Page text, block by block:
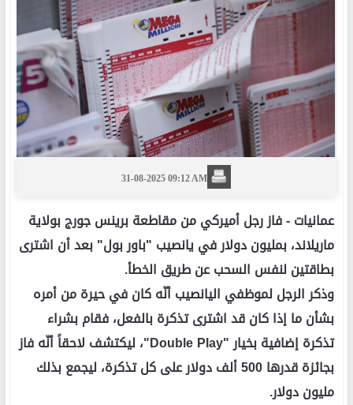
31-08-2025 09:12 AM
عمانيات -فاز رجل أميركي من مقاطعة برينس جورج بولاية
ماريلاند، بمليون دولار في يانصيب "باور بول" بعد أن اشترى
بطاقتين لنفس السحب عن طريق الخطأ.
وذكر الرجل لموظفي اليانصيب أنّه كان في حيرة من أمره
بشأن ما إذا كان قد اشترى تذكرة بالفعل، فقام بشراء
تذكرة إضافية بخيار "Double Play"، ليكتشف لاحقاً أنّه فاز
بجائزة قدرها 500 ألف دولار على كل تذكرة، ليجمع بذلك
مليون دولار.